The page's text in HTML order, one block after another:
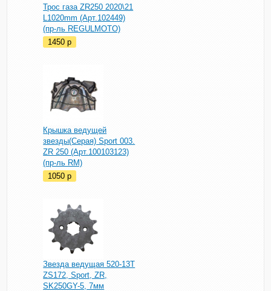
Трос газа ZR250 2020\21
L1020mm (Арт.102449)
(пр-ль REGULMOTO)
1450p
Крышка ведущей
звезды(Серая) Sport 003.
ZR 250 (Арт.100103123)
(пр-ль RM)
1050p
Звезда ведущая 520-13T
ZS172, Sport, ZR,
SK250GY-5, 7мм